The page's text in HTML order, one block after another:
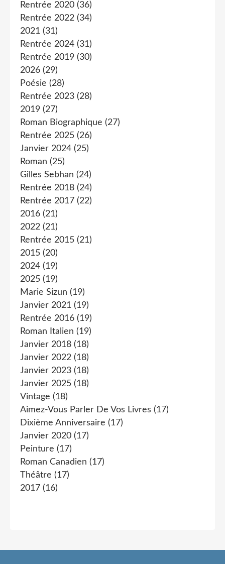
Rentrée 2020 (36)
Rentrée 2022 (34)
2021 (31)
Rentrée 2024 (31)
Rentrée 2019 (30)
2026 (29)
Poésie (28)
Rentrée 2023 (28)
2019 (27)
Roman Biographique (27)
Rentrée 2025 (26)
Janvier 2024 (25)
Roman (25)
Gilles Sebhan (24)
Rentrée 2018 (24)
Rentrée 2017 (22)
2016 (21)
2022 (21)
Rentrée 2015 (21)
2015 (20)
2024 (19)
2025 (19)
Marie Sizun (19)
Janvier 2021 (19)
Rentrée 2016 (19)
Roman Italien (19)
Janvier 2018 (18)
Janvier 2022 (18)
Janvier 2023 (18)
Janvier 2025 (18)
Vintage (18)
Aimez-Vous Parler De Vos Livres (17)
Dixième Anniversaire (17)
Janvier 2020 (17)
Peinture (17)
Roman Canadien (17)
Théâtre (17)
2017 (16)